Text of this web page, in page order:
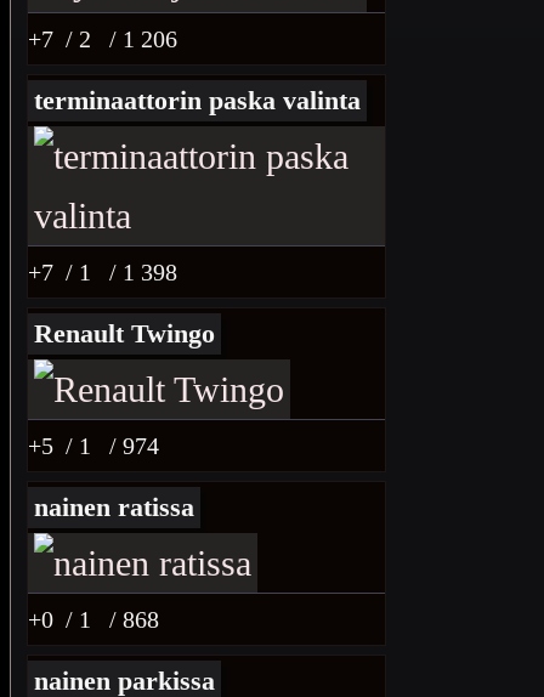
+7 / 2 / 1 206
terminaattorin paska valinta
+7 / 1 / 1 398
Renault Twingo
+5 / 1 / 974
nainen ratissa
+0 / 1 / 868
nainen parkissa